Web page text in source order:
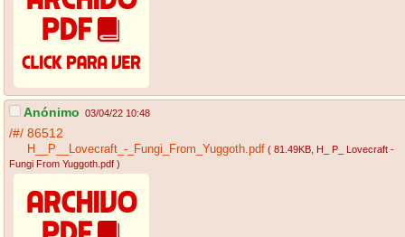
Anónimo 03/04/22 10:48
/#/ 86512
H__P__Lovecraft_-_Fungi_From_Yuggoth.pdf ( 81.49KB , H_ P_ Lovecraft -
Fungi From Yuggoth.pdf )